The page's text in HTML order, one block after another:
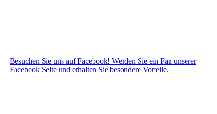
Besuchen Sie uns auf Facebook! Werden Sie ein Fan unserer
Facebook Seite und erhalten Sie besondere Vorteile.